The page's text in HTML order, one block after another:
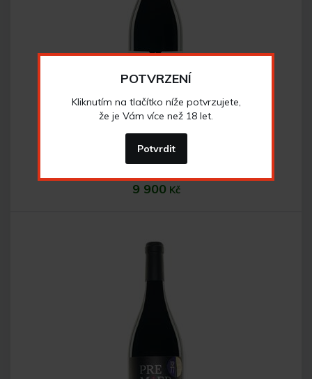
Do košíku
Merlot 2019 výběr z hroznů
výběr z hroznů
9 900 Kč
Do košíku
POTVRZENÍ
Kliknutím na tlačítko níže potvrzujete,
že je Vám více než 18 let.
Potvrdit